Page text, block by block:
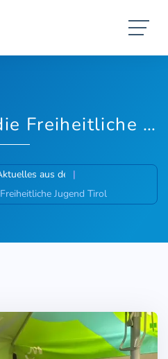
Jugend Tirol
aus der Freiheitlichen Jugend
Jugend Tirol